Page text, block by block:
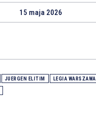
15 maja 2026
JUERGEN ELITIM LEGIA WARSZAWA